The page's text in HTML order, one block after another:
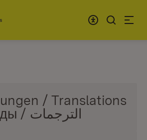
/ Translations
/ Переводы / الترجمات